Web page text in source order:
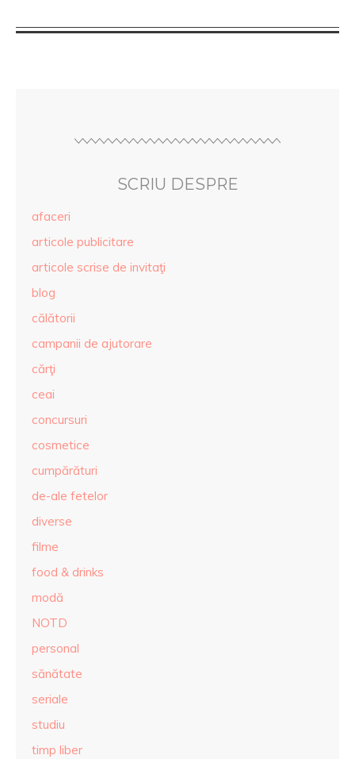
SCRIU DESPRE
afaceri
articole publicitare
articole scrise de invitaţi
blog
călătorii
campanii de ajutorare
cărţi
ceai
concursuri
cosmetice
cumpărături
de-ale fetelor
diverse
filme
food & drinks
modă
NOTD
personal
sănătate
seriale
studiu
timp liber